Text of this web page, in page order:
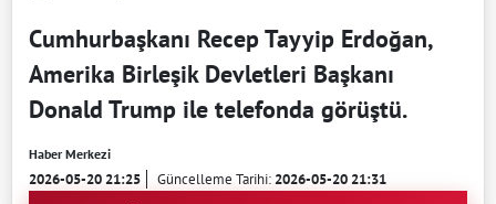
Cumhurbaşkanı Recep Tayyip Erdoğan,
Amerika Birleşik Devletleri Başkanı
Donald Trump ile telefonda görüştü.
Haber Merkezi
2026-05-20 21:25 Güncelleme Tarihi:2026-05-20 21:31